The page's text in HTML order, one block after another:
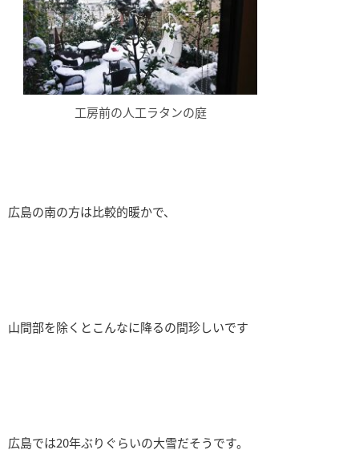
工房前の人工ラタンの庭
広島の南の方は比較的暖かで、
山間部を除くとこんなに降るの間珍しいです
広島では20年ぶりぐらいの大雪だそうです。